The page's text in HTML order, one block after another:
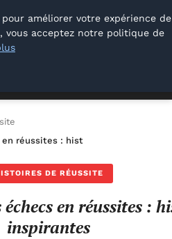
Photos
réussites : histoires inspirantes
DE RÉUSSITE
en réussites :
inspirantes
améliorer votre expérience de
vous acceptez notre politique de